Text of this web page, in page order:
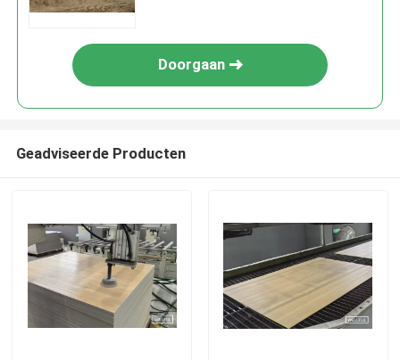
Doorgaan
Geadviseerde Producten